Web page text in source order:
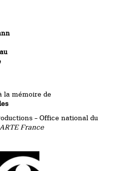
la mémoire de
– Office national du
ARTE France